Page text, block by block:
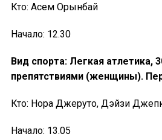
Кто: Асем Орынбай
Начало: 12.30
Вид спорта: Легкая атлетика,
препятствиями (женщины).
Кто: Нора Джеруто, Дэйзи
Начало: 13.05